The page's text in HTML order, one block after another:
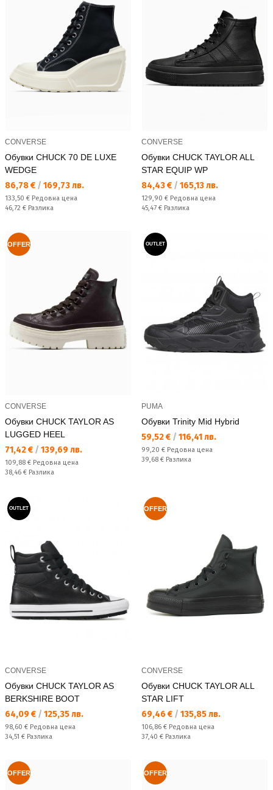
CONVERSE
Обувки CHUCK 70 DE LUXE
WEDGE
Текуща цена:
86,78 € / 169,73 лв.
Редовна цена:
133,50 € Редовна цена
Спестявате:
46,72 € Разлика
CONVERSE
Обувки CHUCK TAYLOR ALL
STAR EQUIP WP
Текуща цена:
84,43 € / 165,13 лв.
Редовна цена:
129,90 € Редовна цена
Спестявате:
45,47 € Разлика
OFFER
CONVERSE
Обувки CHUCK TAYLOR AS
LUGGED HEEL
Текуща цена:
71,42 € / 139,69 лв.
Редовна цена:
109,88 € Редовна цена
Спестявате:
38,46 € Разлика
OUTLET
PUMA
Обувки Trinity Mid Hybrid
Текуща цена:
59,52 € / 116,41 лв.
Редовна цена:
99,20 € Редовна цена
Спестявате:
39,68 € Разлика
OUTLET
CONVERSE
Обувки CHUCK TAYLOR AS
BERKSHIRE BOOT
Текуща цена:
64,09 € / 125,35 лв.
Редовна цена:
98,60 € Редовна цена
Спестявате:
34,51 € Разлика
OFFER
CONVERSE
Обувки CHUCK TAYLOR ALL
STAR LIFT
Текуща цена:
69,46 € / 135,85 лв.
Редовна цена:
106,86 € Редовна цена
Спестявате:
37,40 € Разлика
OFFER OFFER